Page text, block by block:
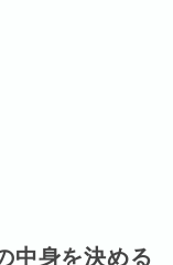
中身を決める